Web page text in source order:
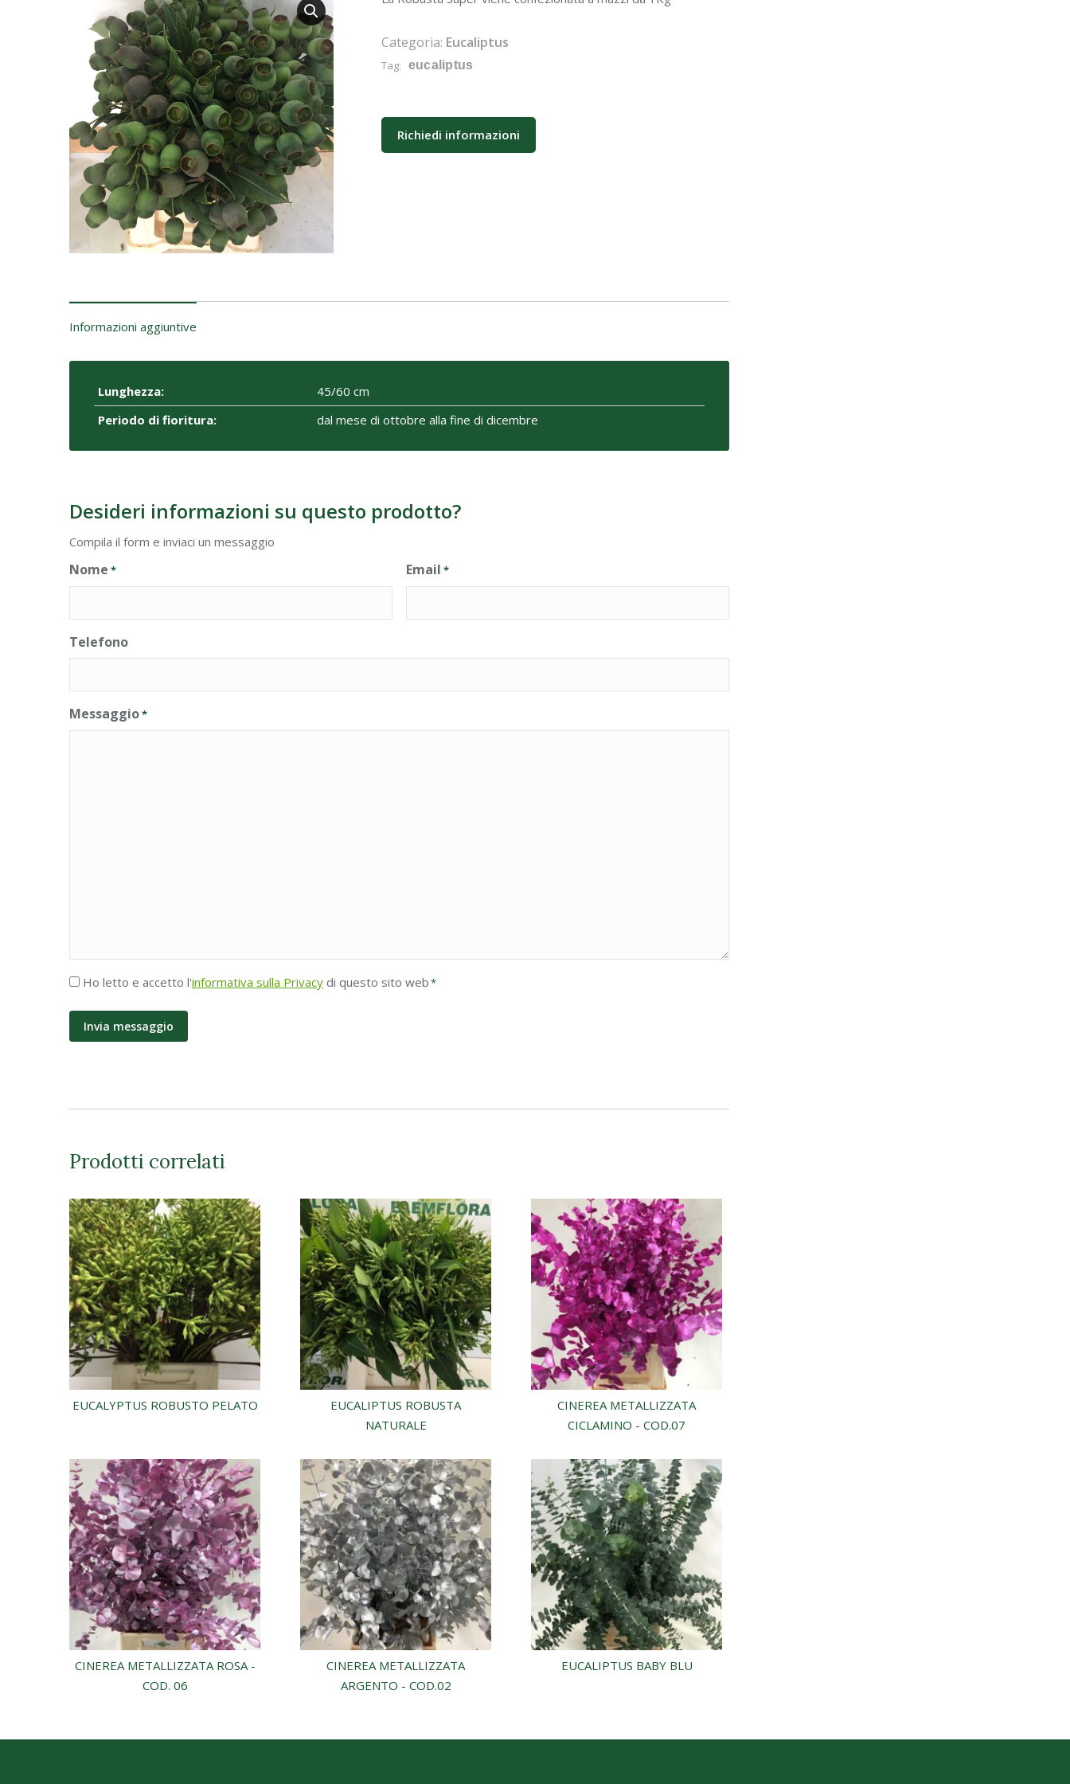
Categoria: Eucaliptus
Tag: eucaliptus
Richiedi informazioni
Informazioni aggiuntive
Lunghezza:
45/60 cm
Periodo di fioritura:
dal mese di ottobre alla fine di dicembre
Desideri informazioni su questo prodotto?
Compila il form e inviaci un messaggio
Nome * Email *
Telefono
Messaggio*
Accettazione
Ho letto e accetto l'informativa sulla Privacy di questo sito web*
Prodotti correlati
EUCALYPTUS ROBUSTO PELATO
EUCALIPTUS ROBUSTA
NATURALE
CINEREA METALLIZZATA
CICLAMINO - COD.07
CINEREA METALLIZZATA ROSA -
COD. 06
CINEREA METALLIZZATA
ARGENTO - COD.02
EUCALIPTUS BABY BLU